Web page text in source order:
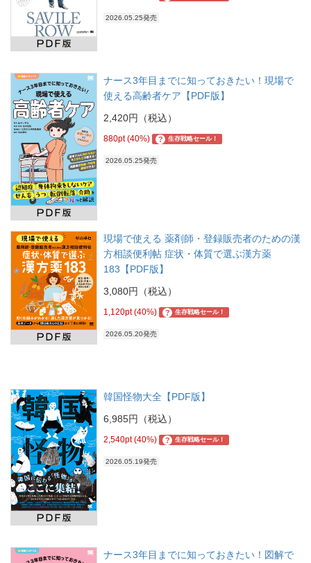
2026.05.25発売
ナース3年目までに知っておきたい！現場で
使える高齢者ケア【PDF版】
2,420円（税込）
880pt (40%) ? 生存戦略セール！
2026.05.25発売
現場で使える 薬剤師・登録販売者のための漢
方相談便利帖 症状・体質で選ぶ漢方薬
183【PDF版】
3,080円（税込）
1,120pt (40%) ? 生存戦略セール！
2026.05.20発売
韓国怪物大全【PDF版】
6,985円（税込）
2,540pt (40%) ? 生存戦略セール！
2026.05.19発売
ナース3年目までに知っておきたい！図解で